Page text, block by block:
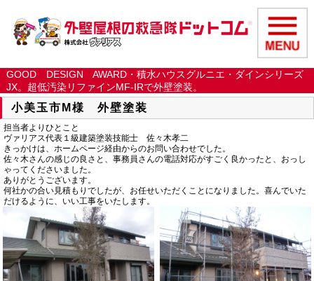
GOOD DESIGN AWARD・積水ハウスグルニエ・ダインシリーズ
JX。超低汚染リファインMF-IRで外壁塗装。
小美玉市M様 外壁塗装
担当者よりひとこと
ヴァリアス代表１級建築塗装技能士 佐々木孝二
きっかけは、ホームページ経由からのお問い合わせでした。
佐々木さんの感じの良さと、事務員さんの電話対応がすごく良かったと、おっし
ゃってくださいました。
ありがとうございます。
何社かの合い見積もりでしたが、お任せいただくことになりました。喜んでいた
だけるように、いい工事をいたします。